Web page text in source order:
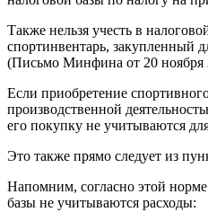
Также нельзя учесть в
спортинвентарь, закупленный
(Письмо Минфина от 20 ноября
Если приобретение
производственной
его покупку не учитываются
Это также прямо следует из
Напомним, согласно этой
базы не учитываются расходы: